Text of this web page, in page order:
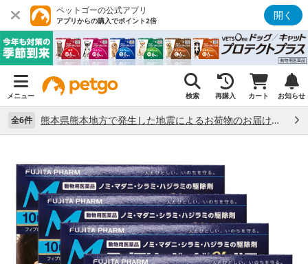
ペットゴーの公式アプリ
アプリからの購入でポイント2倍 開く
メニュー 検索 再購入 カート お知らせ
全6件 熊本県熊本地方で発生した地震によるお荷物のお届け状況について （7/28）